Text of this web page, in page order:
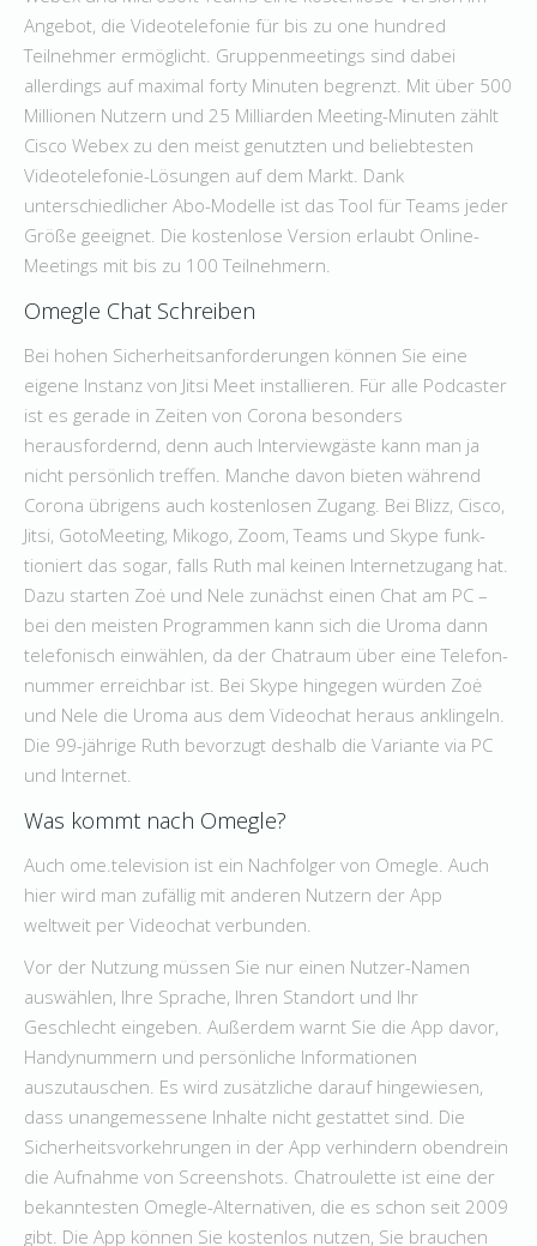
Angebot, die Videotelefonie für bis zu one hundred
Teilnehmer ermöglicht. Gruppenmeetings sind dabei
allerdings auf maximal forty Minuten begrenzt. Mit über 500
Millionen Nutzern und 25 Milliarden Meeting-Minuten zählt
Cisco Webex zu den meist genutzten und beliebtesten
Videotelefonie-Lösungen auf dem Markt. Dank
unterschiedlicher Abo-Modelle ist das Tool für Teams jeder
Größe geeignet. Die kostenlose Version erlaubt Online-
Meetings mit bis zu 100 Teilnehmern.
Omegle Chat Schreiben
Bei hohen Sicherheitsanforderungen können Sie eine
eigene Instanz von Jitsi Meet installieren. Für alle Podcaster
ist es gerade in Zeiten von Corona besonders
herausfordernd, denn auch Interviewgäste kann man ja
nicht persönlich treffen. Manche davon bieten während
Corona übrigens auch kostenlosen Zugang. Bei Blizz, Cisco,
Jitsi, GotoMee­ting, Mikogo, Zoom, Teams und Skype funk­
tioniert das sogar, falls Ruth mal keinen Internet­zugang hat.
Dazu starten Zoė und Nele zunächst einen Chat am PC –
bei den meisten Programmen kann sich die Uroma dann
telefo­nisch einwählen, da der Chatraum über eine Telefon­
nummer erreich­bar ist. Bei Skype hingegen würden Zoė
und Nele die Uroma aus dem Video­chat heraus anklingeln.
Die 99-jährige Ruth bevor­zugt deshalb die Variante via PC
und Internet.
Was kommt nach Omegle?
Auch ome.television ist ein Nachfolger von Omegle. Auch
hier wird man zufällig mit anderen Nutzern der App
weltweit per Videochat verbunden.
Vor der Nutzung müssen Sie nur einen Nutzer-Namen
auswählen, Ihre Sprache, Ihren Standort und Ihr
Geschlecht eingeben. Außerdem warnt Sie die App davor,
Handynummern und persönliche Informationen
auszutauschen. Es wird zusätzliche darauf hingewiesen,
dass unangemessene Inhalte nicht gestattet sind. Die
Sicherheitsvorkehrungen in der App verhindern obendrein
die Aufnahme von Screenshots. Chatroulette ist eine der
bekanntesten Omegle-Alternativen, die es schon seit 2009
gibt. Die App können Sie kostenlos nutzen, Sie brauchen